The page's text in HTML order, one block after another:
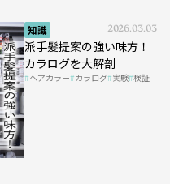
知識 2026.03.03
派手髪提案の強い味方！
カラログを大解剖
ヘアカラー カラログ 実験 検証